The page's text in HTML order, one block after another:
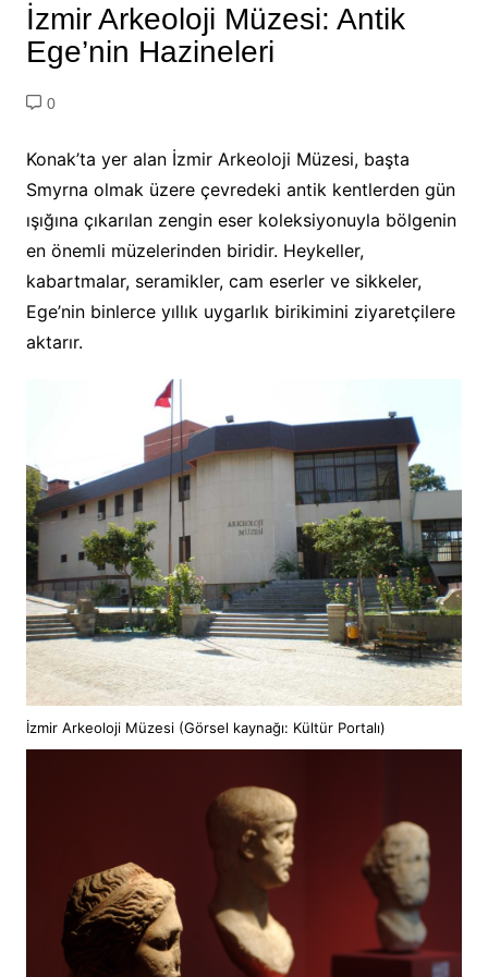
İzmir Arkeoloji Müzesi: Antik
Ege’nin Hazineleri
0
Konak’ta yer alan İzmir Arkeoloji Müzesi, başta
Smyrna olmak üzere çevredeki antik kentlerden gün
ışığına çıkarılan zengin eser koleksiyonuyla bölgenin
en önemli müzelerinden biridir. Heykeller,
kabartmalar, seramikler, cam eserler ve sikkeler,
Ege’nin binlerce yıllık uygarlık birikimini ziyaretçilere
aktarır.
İzmir Arkeoloji Müzesi (Görsel kaynağı: Kültür Portalı)